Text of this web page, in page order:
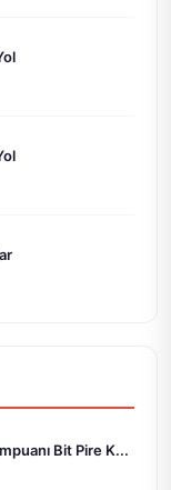
Bit Pire K...